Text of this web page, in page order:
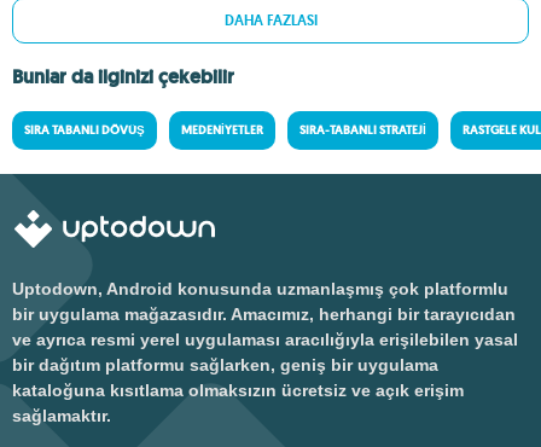
DAHA FAZLASI
Bunlar da ilginizi çekebilir
SIRA TABANLI DÖVÜŞ MEDENIYETLER SIRA-TABANLI STRATEJI RASTGELE
Uptodown, Android konusunda uzmanlaşmış çok platformlu
bir uygulama mağazasıdır. Amacımız, herhangi bir tarayıcıdan
ve ayrıca resmi yerel uygulaması aracılığıyla erişilebilen yasal
bir dağıtım platformu sağlarken, geniş bir uygulama
kataloğuna kısıtlama olmaksızın ücretsiz ve açık erişim
sağlamaktır.